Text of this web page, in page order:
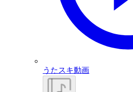
うたスキ動画